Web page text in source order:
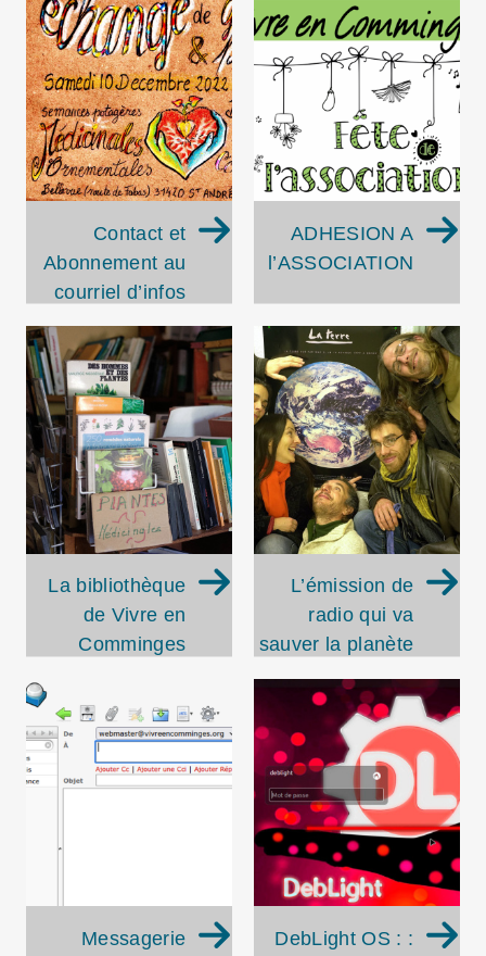
Contact et
Abonnement au
courriel d’infos
ADHESION A
l’ASSOCIATION
La bibliothèque
de Vivre en
Comminges
L’émission de
radio qui va
sauver la planète
Messagerie
DebLight OS : :